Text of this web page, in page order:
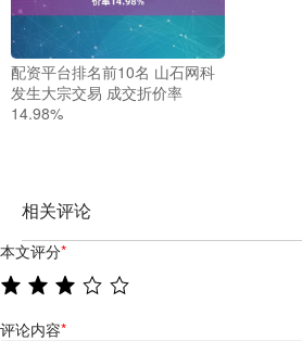
配资平台排名前10名 山石网科
发生大宗交易 成交折价率
14.98%
相关评论
本文评分*
评论内容*